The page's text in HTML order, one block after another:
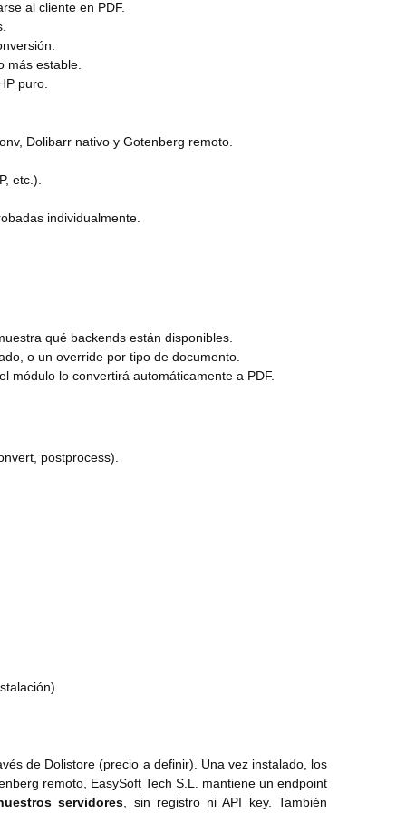
al cliente en PDF.
más estable.
puro.
Dolibarr nativo y Gotenberg remoto.
etc.).
individualmente.
qué backends están disponibles.
o un override por tipo de documento.
lo convertirá automáticamente a PDF.
postprocess).
de Dolistore (precio a definir). Una vez instalado, los
remoto, EasySoft Tech S.L. mantiene un endpoint
servidores , sin registro ni API key. También